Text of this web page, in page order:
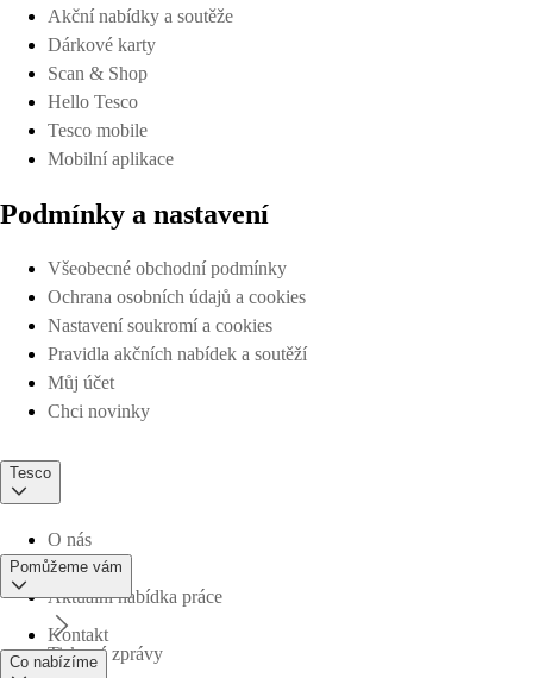
Akční nabídky a soutěže
Dárkové karty
Scan & Shop
Hello Tesco
Tesco mobile
Mobilní aplikace
Podmínky a nastavení
Všeobecné obchodní podmínky
Ochrana osobních údajů a cookies
Nastavení soukromí a cookies
Pravidla akčních nabídek a soutěží
Můj účet
Chci novinky
Tesco
O nás
Aktuální nabídka práce
Tiskové zprávy
Pomůžeme vám
Kontakt
Co nabízíme